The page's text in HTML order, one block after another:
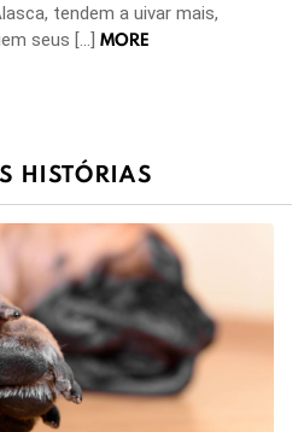
tendem a uivar mais,
seus […] MORE
HISTÓRIAS